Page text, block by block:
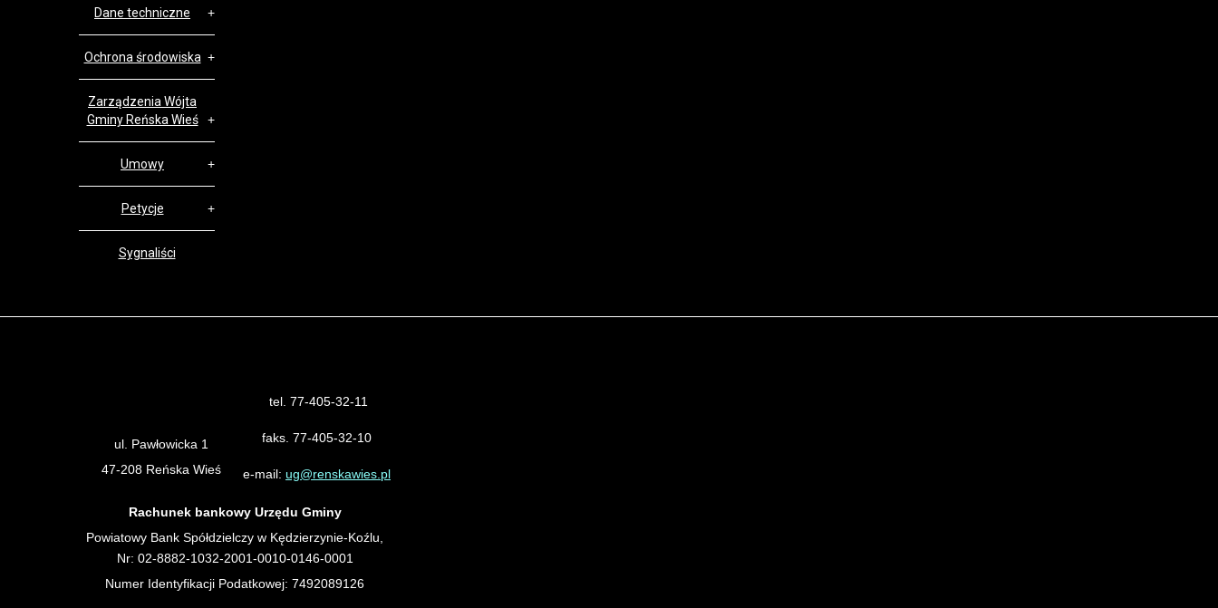
Dane techniczne
Ochrona środowiska
Zarządzenia Wójta
Gminy Reńska Wieś
Umowy
Petycje
Sygnaliści
ul. Pawłowicka 1
47-208 Reńska Wieś
tel. 77-405-32-11
faks. 77-405-32-10
e-mail: ug@renskawies.pl
Rachunek bankowy Urzędu Gminy
Powiatowy Bank Spółdzielczy w Kędzierzynie-Koźlu,
Nr: 02-8882-1032-2001-0010-0146-0001
Numer Identyfikacji Podatkowej: 7492089126